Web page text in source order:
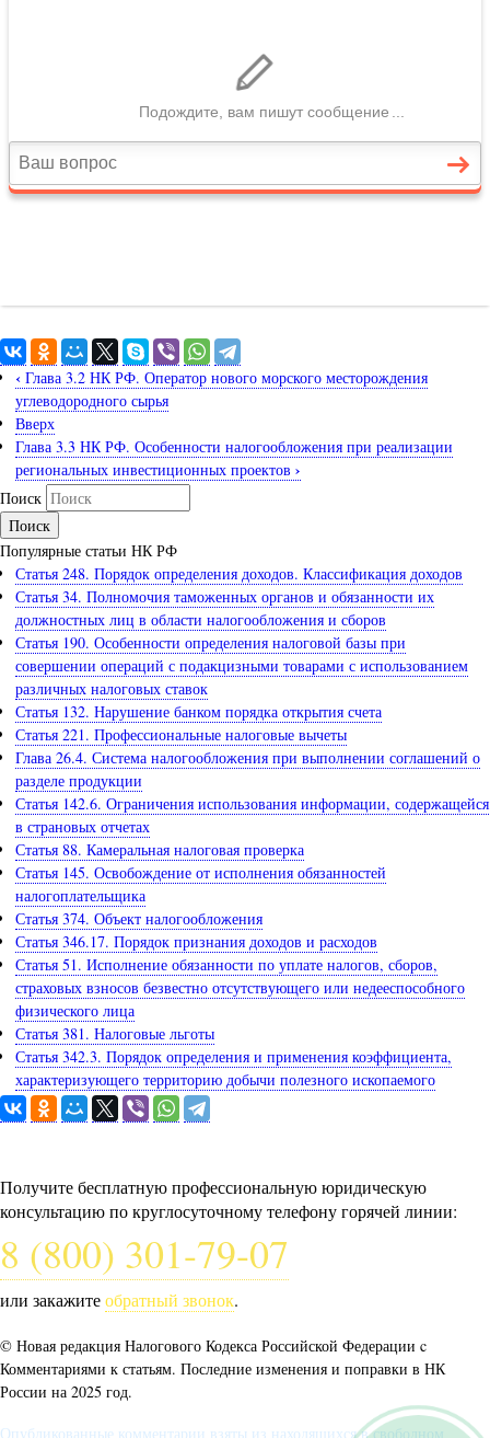
‹ Глава 3.2 НК РФ. Оператор нового морского месторождения
углеводородного сырья
Вверх
Глава 3.3 НК РФ. Особенности налогообложения при реализации
региональных инвестиционных проектов ›
Поиск
Популярные статьи НК РФ
Статья 248. Порядок определения доходов. Классификация доходов
Статья 34. Полномочия таможенных органов и обязанности их
должностных лиц в области налогообложения и сборов
Статья 190. Особенности определения налоговой базы при
совершении операций с подакцизными товарами с использованием
различных налоговых ставок
Статья 132. Нарушение банком порядка открытия счета
Статья 221. Профессиональные налоговые вычеты
Глава 26.4. Система налогообложения при выполнении соглашений о
разделе продукции
Статья 142.6. Ограничения использования информации, содержащейся
в страновых отчетах
Статья 88. Камеральная налоговая проверка
Статья 145. Освобождение от исполнения обязанностей
налогоплательщика
Статья 374. Объект налогообложения
Статья 346.17. Порядок признания доходов и расходов
Статья 51. Исполнение обязанности по уплате налогов, сборов,
страховых взносов безвестно отсутствующего или недееспособного
физического лица
Статья 381. Налоговые льготы
Статья 342.3. Порядок определения и применения коэффициента,
характеризующего территорию добычи полезного ископаемого
Получите бесплатную профессиональную юридическую
консультацию по круглосуточному телефону горячей линии:
8 (800) 301-79-07
или закажитеобратный звонок.
© Новая редакция Налогового Кодекса Российской Федерации c
Комментариями к статьям. Последние изменения и поправки в НК
России на 2025 год.
Опубликованные комментарии взяты из находящихся в свободном